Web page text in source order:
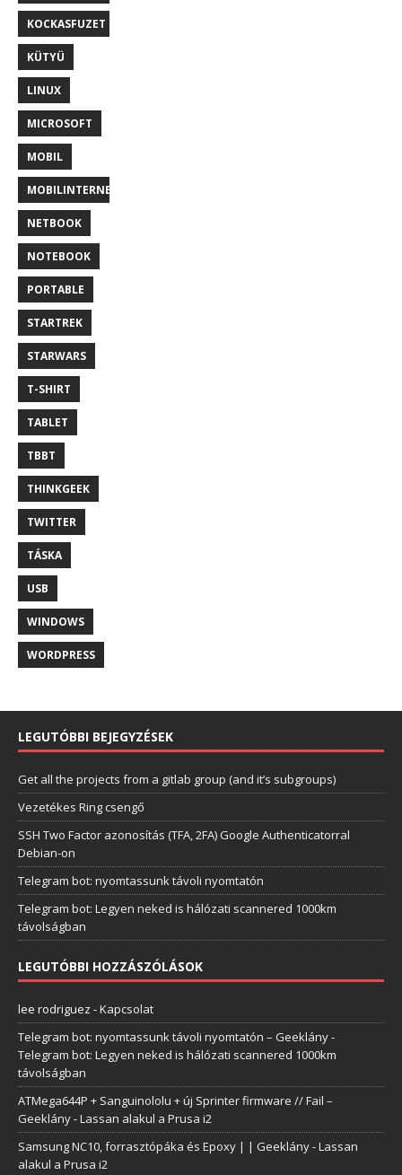
KOCKASFUZET
KÜTYÜ
LINUX
MICROSOFT
MOBIL
MOBILINTERNET
NETBOOK
NOTEBOOK
PORTABLE
STARTREK
STARWARS
T-SHIRT
TABLET
TBBT
THINKGEEK
TWITTER
TÁSKA
USB
WINDOWS
WORDPRESS
LEGUTÓBBI BEJEGYZÉSEK
Get all the projects from a gitlab group (and it’s subgroups)
Vezetékes Ring csengő
SSH Two Factor azonosítás (TFA, 2FA) Google Authenticatorral
Debian-on
Telegram bot: nyomtassunk távoli nyomtatón
Telegram bot: Legyen neked is hálózati scannered 1000km
távolságban
LEGUTÓBBI HOZZÁSZÓLÁSOK
lee rodriguez -Kapcsolat
Telegram bot: nyomtassunk távoli nyomtatón – Geeklány-
Telegram bot: Legyen neked is hálózati scannered 1000km
távolságban
ATMega644P + Sanguinololu + új Sprinter firmware // Fail –
Geeklány-Lassan alakul a Prusa i2
Samsung NC10, forrasztópáka és Epoxy | | Geeklány-Lassan
alakul a Prusa i2